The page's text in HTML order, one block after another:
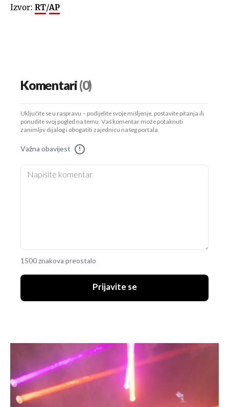
Izvor: RT/AP
Komentari(0)
Uključite se u raspravu – podijelite svoje mišljenje, postavite pitanja ili
ponudite svoj pogled na temu. Vaš komentar može potaknuti
zanimljiv dijalog i obogatiti zajednicu našeg portala.
Važna obavijest !
1500 znakova preostalo
Prijavite se